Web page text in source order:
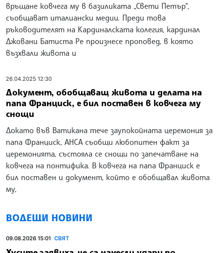
връщане ковчега му в базиликата „Свети Петър“,
съобщават италиански медии. Преди това
ръководителят на Кардиналската колегия, кардинал
Джовани Батиста Ре произнесе проповед, в която
възхвали живота и
26.04.2025 12:30
Документ, обобщаващ живота и делата на
папа Франциск, е бил поставен в ковчега му
снощи
Докато във Ватикана тече заупокойната церемония за
папа Франциск, АНСА съобщи любопитен факт за
церемонията, състояла се снощи по запечатване на
ковчега на понтифика. В ковчега на папа Франциск е
бил поставен и документ, който е обобщавал живота
му,
ВОДЕЩИ НОВИНИ
09.08.2026 15:01 СВЯТ